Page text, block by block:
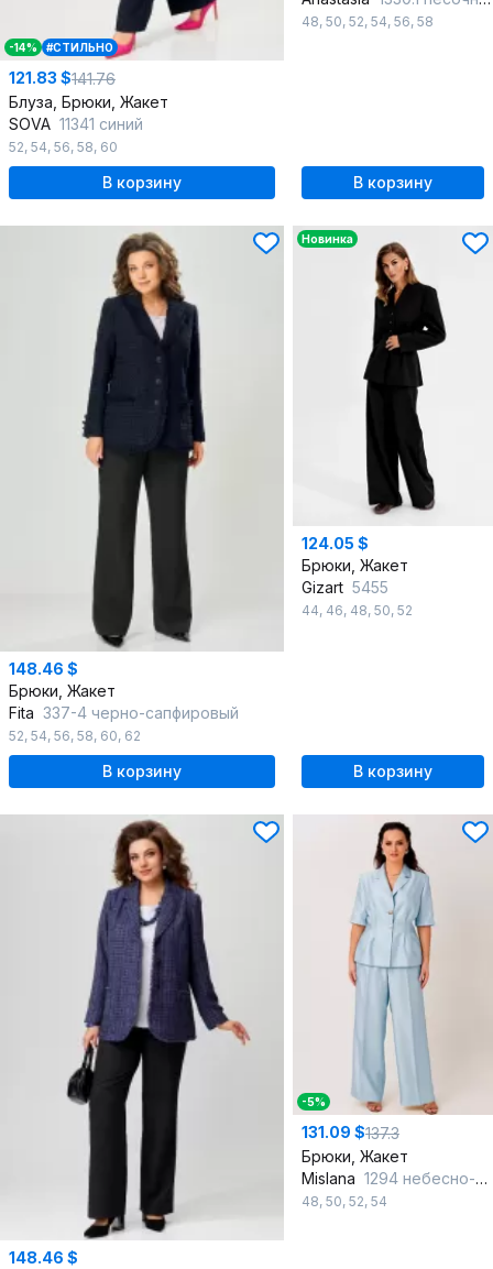
-14% #СТИЛЬНО
121.83 $141.76
Блуза, Брюки, Жакет
SOVA 11341 синий
52, 54, 56, 58, 60
В корзину
48, 50, 52, 54, 56, 58
В корзину
148.46 $
Брюки, Жакет
Fita 337-4 черно-сапфировый
52, 54, 56, 58, 60, 62
В корзину
Новинка
124.05 $
Брюки, Жакет
Gizart 5455
44, 46, 48, 50, 52
В корзину
148.46 $
-5%
131.09 $137.3
Брюки, Жакет
Mislana 1294 небесно-голубой
48, 50, 52, 54